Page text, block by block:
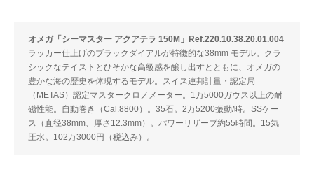
オメガ「シーマスター アクアテラ 150M」Ref.220.10.38.20.01.004
ラッカー仕上げのブラックダイアルが特徴的な38mm モデル。クラ
シックなテイストとひそかな高級感を醸し出すとともに、オメガの
豊かな海の歴史を体現するモデル。スイス連邦計量・認定局
（METAS）認定マスタークロノメーター。1万5000ガウス以上の耐
磁性能。自動巻き（Cal.8800）。35石。2万5200振動/時。SSケー
ス（直径38mm、厚さ12.3mm）。パワーリザーブ約55時間。15気
圧水。102万3000円（税込み）。